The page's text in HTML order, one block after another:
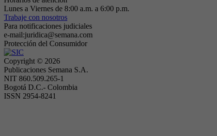
Lunes a Viernes de 8:00 a.m. a 6:00 p.m.
Trabaje con nosotros
Para notificaciones judiciales
e-mail:juridica@semana.com
Protección del Consumidor
Copyright © 2026
Publicaciones Semana S.A.
NIT 860.509.265-1
Bogotá D.C.- Colombia
ISSN 2954-8241